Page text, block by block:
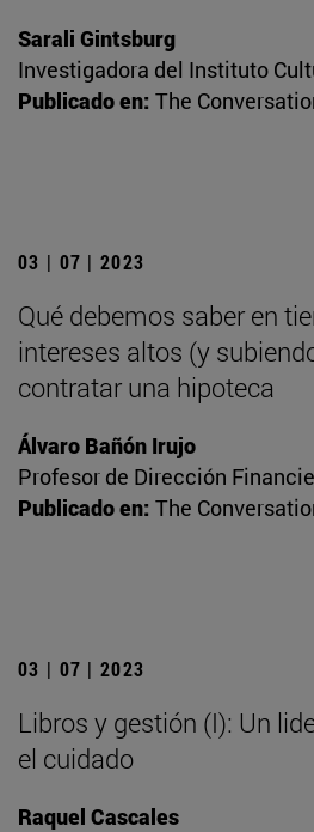
Sarali Gintsburg
Investigadora del Instituto
Publicado en: The
03 | 07 | 2023
Qué debemos saber en
intereses altos (y
contratar una hipoteca
Álvaro Bañón Irujo
Profesor de Dirección
Publicado en: The
03 | 07 | 2023
Libros y gestión (I): Un
el cuidado
Raquel Cascales